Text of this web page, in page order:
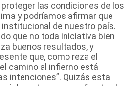
las condiciones de los
y podríamos afirmar que
de nuestro país.
que no toda iniciativa bien
buenos resultados, y
que, como reza el
camino al infierno está
intenciones”. Quizás esta